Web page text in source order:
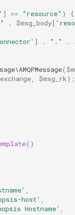
] == "resource" )
{
. $msg_body[
] . "." .
(
, $msg_rk);
()
,
host' ,
Hostname' ,